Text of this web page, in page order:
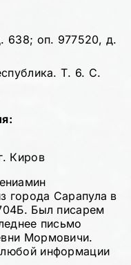
оп. 977520, д.
Т. 6. С.
Киров
города Сарапула в
Был писарем
письмо
Мормовичи.
информации